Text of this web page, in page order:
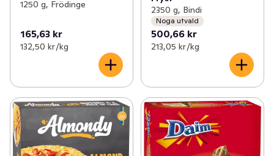
1250 g, Frödinge
165,63 kr
132,50 kr /kg
2350 g, Bindi
Noga utvald
500,66 kr
213,05 kr /kg